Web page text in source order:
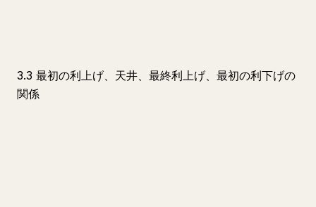
3.3 最初の利上げ、天井、最終利上げ、最初の利下げの
関係